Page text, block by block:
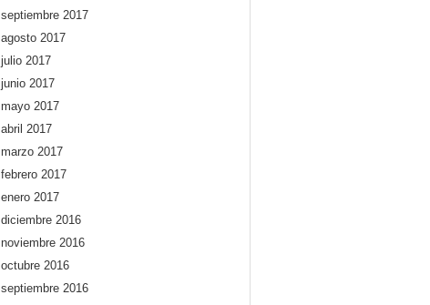
septiembre 2017
agosto 2017
julio 2017
junio 2017
mayo 2017
abril 2017
marzo 2017
febrero 2017
enero 2017
diciembre 2016
noviembre 2016
octubre 2016
septiembre 2016